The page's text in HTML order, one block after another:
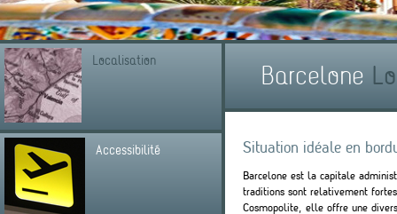
Localisation
Accessibilité
Barcelone
Situation idéale en
Barcelone est la capitale
traditions sont relativement
Cosmopolite, elle offre une